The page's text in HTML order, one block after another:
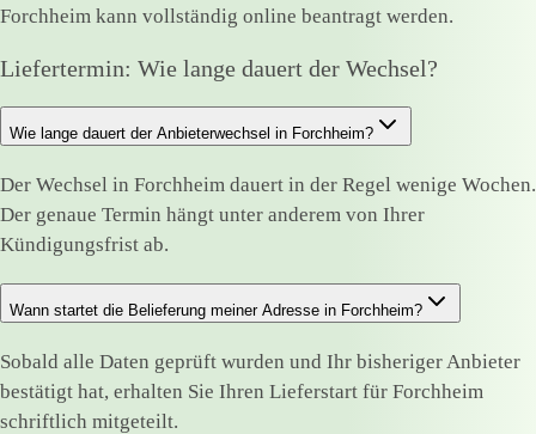
Forchheim kann vollständig online beantragt werden.
Liefertermin: Wie lange dauert der Wechsel?
Wie lange dauert der Anbieterwechsel in Forchheim?
Der Wechsel in Forchheim dauert in der Regel wenige Wochen.
Der genaue Termin hängt unter anderem von Ihrer
Kündigungsfrist ab.
Wann startet die Belieferung meiner Adresse in Forchheim?
Sobald alle Daten geprüft wurden und Ihr bisheriger Anbieter
bestätigt hat, erhalten Sie Ihren Lieferstart für Forchheim
schriftlich mitgeteilt.